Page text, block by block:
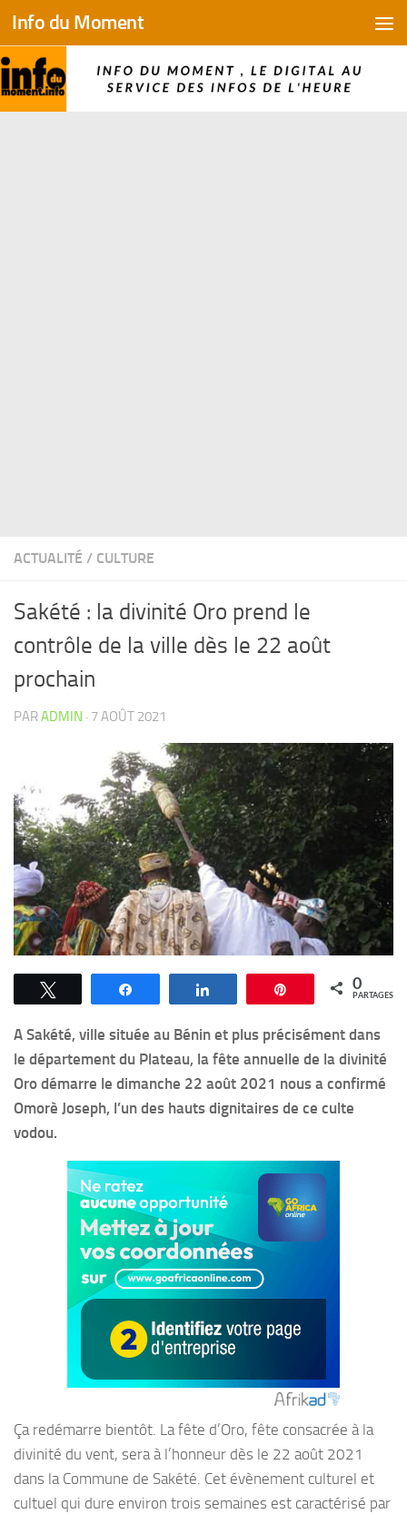
Skip to content
Info du Moment
ACTUALITÉ / CULTURE
Sakété : la divinité Oro prend le
contrôle de la ville dès le 22 août
prochain
PARADMIN · 7 AOÛT 2021
Épingle 0
PARTAGES
A Sakété, ville située au Bénin et plus précisément dans
le département du Plateau, la fête annuelle de la divinité
Oro démarre le dimanche 22 août 2021 nous a confirmé
Omorè Joseph, l’un des hauts dignitaires de ce culte
vodou.
Ça redémarre bientôt. La fête d’Oro, fête consacrée à la
divinité du vent, sera à l’honneur dès le 22 août 2021
dans la Commune de Sakété. Cet évènement culturel et
cultuel qui dure environ trois semaines est caractérisé par